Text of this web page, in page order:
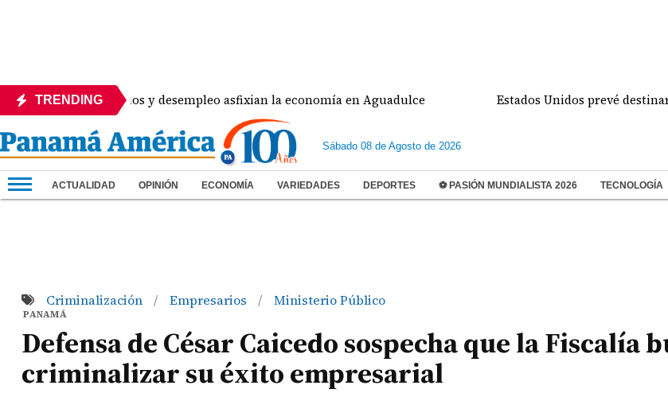
TRENDING
de comercios y desempleo asfixian la economía en Aguadulce Estados Unidos prevé destinar
Sábado 08 de Agosto de 2026
ACTUALIDAD OPINIÓN ECONOMÍA VARIEDADES DEPORTES ⚽ PASIÓN MUNDIALISTA 2026 TECNOLOGÍA
Criminalización / Empresarios / Ministerio Público
PANAMÁ
Defensa de César Caicedo sospecha que la Fiscalía
criminalizar su éxito empresarial